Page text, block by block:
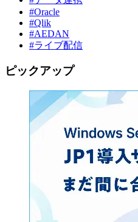
#Oracle
#Qlik
#AEDAN
#ライブ配信
ピックアップ